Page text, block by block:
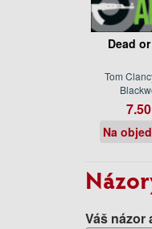
Dead
Tom
Na
Váš názor